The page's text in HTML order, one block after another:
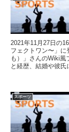
2021年11月27日の
フェクトワン〜」
も）」さんのWiki風
と経歴、結婚や彼氏
スポーツ